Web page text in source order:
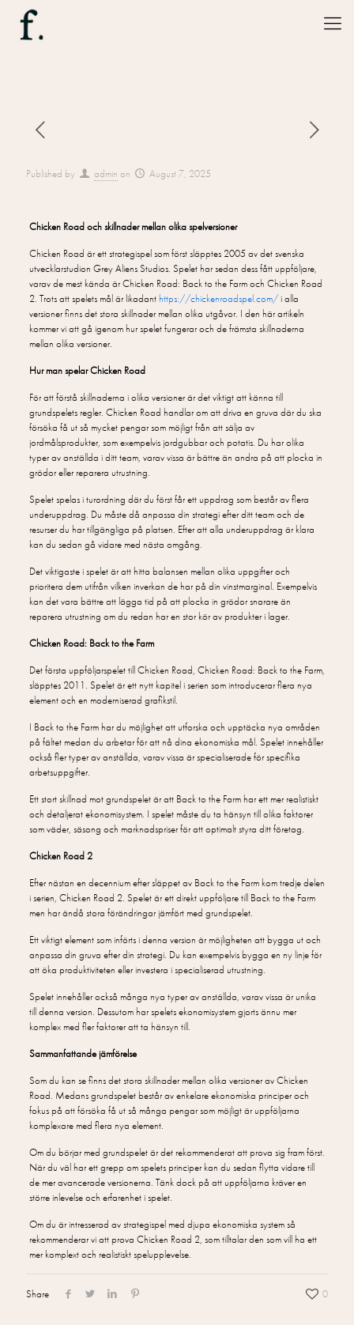
Published by admin on August 7, 2025
Chicken Road och skillnader mellan olika spelversioner
Chicken Road är ett strategispel som först släpptes 2005 av det svenska
utvecklarstudion Grey Aliens Studios. Spelet har sedan dess fått uppföljare,
varav de mest kända är Chicken Road: Back to the Farm och Chicken Road
2. Trots att spelets mål är likadant https://chickenroadspel.com/i alla
versioner finns det stora skillnader mellan olika utgåvor. I den här artikeln
kommer vi att gå igenom hur spelet fungerar och de främsta skillnaderna
mellan olika versioner.
Hur man spelar Chicken Road
För att förstå skillnaderna i olika versioner är det viktigt att känna till
grundspelets regler. Chicken Road handlar om att driva en gruva där du ska
försöka få ut så mycket pengar som möjligt från att sälja av
jordmålsprodukter, som exempelvis jordgubbar och potatis. Du har olika
typer av anställda i ditt team, varav vissa är bättre än andra på att plocka in
grödor eller reparera utrustning.
Spelet spelas i turordning där du först får ett uppdrag som består av flera
underuppdrag. Du måste då anpassa din strategi efter ditt team och de
resurser du har tillgängliga på platsen. Efter att alla underuppdrag är klara
kan du sedan gå vidare med nästa omgång.
Det viktigaste i spelet är att hitta balansen mellan olika uppgifter och
prioritera dem utifrån vilken inverkan de har på din vinstmarginal. Exempelvis
kan det vara bättre att lägga tid på att plocka in grödor snarare än
reparera utrustning om du redan har en stor kör av produkter i lager.
Chicken Road: Back to the Farm
Det första uppföljarspelet till Chicken Road, Chicken Road: Back to the Farm,
släpptes 2011. Spelet är ett nytt kapitel i serien som introducerar flera nya
element och en moderniserad grafikstil.
I Back to the Farm har du möjlighet att utforska och upptäcka nya områden
på fältet medan du arbetar för att nå dina ekonomiska mål. Spelet innehåller
också fler typer av anställda, varav vissa är specialiserade för specifika
arbetsuppgifter.
Ett stort skillnad mot grundspelet är att Back to the Farm har ett mer realistiskt
och detaljerat ekonomisystem. I spelet måste du ta hänsyn till olika faktorer
som väder, säsong och marknadspriser för att optimalt styra ditt företag.
Chicken Road 2
Efter nästan en decennium efter släppet av Back to the Farm kom tredje delen
i serien, Chicken Road 2. Spelet är ett direkt uppföljare till Back to the Farm
men har ändå stora förändringar jämfört med grundspelet.
Ett viktigt element som införts i denna version är möjligheten att bygga ut och
anpassa din gruva efter din strategi. Du kan exempelvis bygga en ny linje för
att öka produktiviteten eller investera i specialiserad utrustning.
Spelet innehåller också många nya typer av anställda, varav vissa är unika
till denna version. Dessutom har spelets ekonomisystem gjorts ännu mer
komplex med fler faktorer att ta hänsyn till.
Sammanfattande jämförelse
Som du kan se finns det stora skillnader mellan olika versioner av Chicken
Road. Medans grundspelet består av enkelare ekonomiska principer och
fokus på att försöka få ut så många pengar som möjligt är uppföljarna
komplexare med flera nya element.
Om du börjar med grundspelet är det rekommenderat att prova sig fram först.
När du väl har ett grepp om spelets principer kan du sedan flytta vidare till
de mer avancerade versionerna. Tänk dock på att uppföljarna kräver en
större inlevelse och erfarenhet i spelet.
Om du är intresserad av strategispel med djupa ekonomiska system så
rekommenderar vi att prova Chicken Road 2, som tilltalar den som vill ha ett
mer komplext och realistiskt spelupplevelse.
Share 0